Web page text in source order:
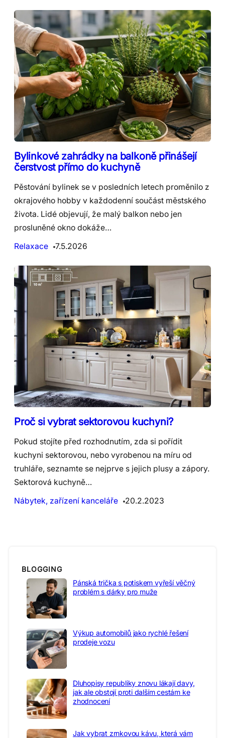
Bylinkové zahrádky na balkoně přinášejí
čerstvost přímo do kuchyně
Pěstování bylinek se v posledních letech proměnilo z
okrajového hobby v každodenní součást městského
života. Lidé objevují, že malý balkon nebo jen
prosluněné okno dokáže…
Relaxace
7.5.2026
Proč si vybrat sektorovou kuchyni?
Pokud stojíte před rozhodnutím, zda si pořídit
kuchyni sektorovou, nebo vyrobenou na míru od
truhláře, seznamte se nejprve s jejich plusy a zápory.
Sektorová kuchyně…
Nábytek, zařízení kanceláře
20.2.2023
BLOGGING
Pánská trička s potiskem vyřeší věčný
problém s dárky pro muže
Výkup automobilů jako rychlé řešení
prodeje vozu
Dluhopisy republiky znovu lákají davy,
jak ale obstojí proti dalším cestám ke
zhodnocení
Jak vybrat zrnkovou kávu, která vám